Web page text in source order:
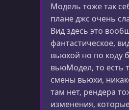
Модель тоже так
плане джс очень
Вид здесь это
фантастическое,
вьюхой но по коду
вьюМодел, то есть
смены вьюхи,
там нет, рендера
изменения,